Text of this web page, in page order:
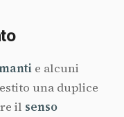
e alcuni
una duplice
il senso